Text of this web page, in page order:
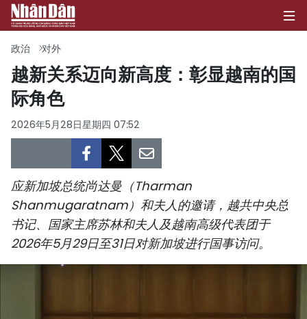
政治
经济
社会
环保
政治 对外
越新关系迈向新高度：彰显越南的国
际角色
2026年5月28日星期四 07:52
应新加坡总统尚达曼（Tharman
Shanmugaratnam）和夫人的邀请，越共中央总
书记、国家主席苏林和夫人及越南高级代表团于
2026年5月29日至31日对新加坡进行国事访问。